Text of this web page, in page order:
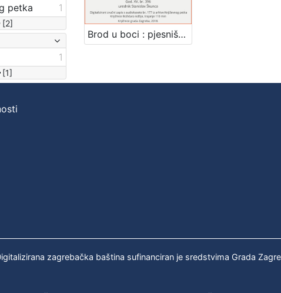
petka
1
[2]
1
[1]
Brod u boci : pjesništvo Arsena Dedića : Književni petak, dvorana u Novinarskom domu, 18. 2. 1972., br. 396 / sudjeluju Arsen Denić, Zvonimir Golob ; urednik Stanislav Škunca
zagrebačka baština sufinanciran je sredstvima Grada